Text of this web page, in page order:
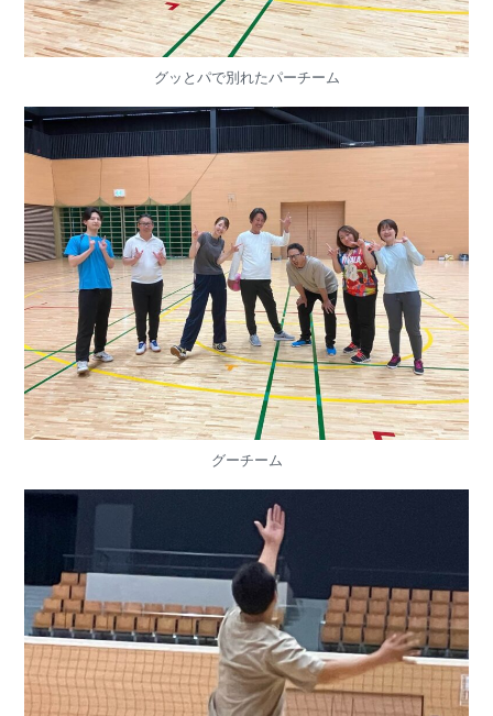
グッとパで別れたパーチーム
グーチーム